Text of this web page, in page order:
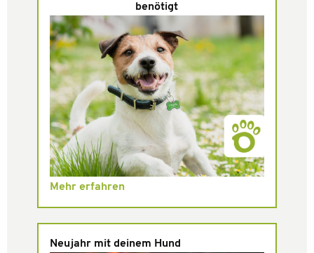
benötigt
Mehr erfahren
Neujahr mit deinem Hund